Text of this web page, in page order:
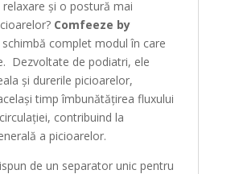
și o postură mai
Comfeeze by
schimbă complet modul în care
Dezvoltate de podiatri, ele
și durerile picioarelor,
timp îmbunătățirea fluxului
contribuind la
a picioarelor.
de un separator unic pentru